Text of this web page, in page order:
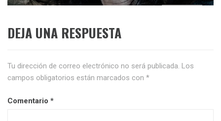
DEJA UNA RESPUESTA
Tu dirección de correo electrónico no será publicada. Los
campos obligatorios están marcados con *
Comentario *